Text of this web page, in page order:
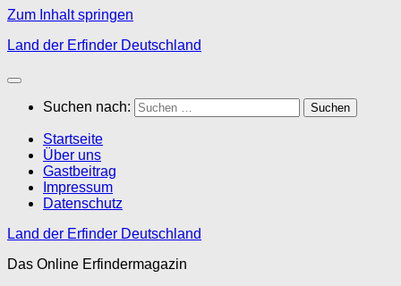
Zum Inhalt springen
Land der Erfinder Deutschland
Suchen nach:
Startseite
Über uns
Gastbeitrag
Impressum
Datenschutz
Land der Erfinder Deutschland
Das Online Erfindermagazin